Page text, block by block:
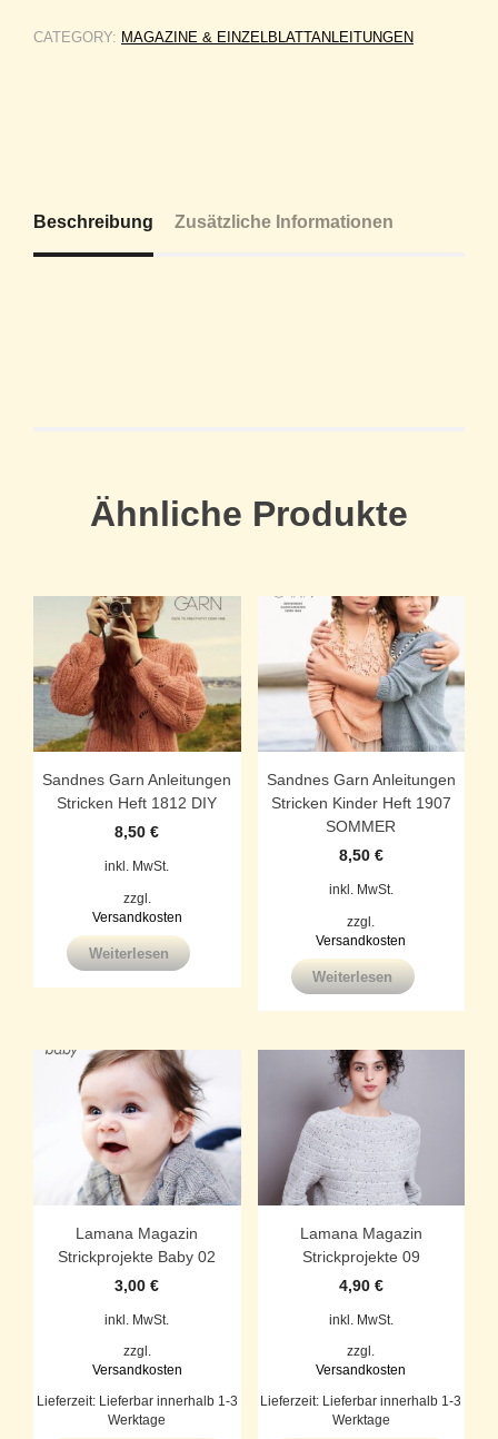
CATEGORY: MAGAZINE & EINZELBLATTANLEITUNGEN
Beschreibung Zusätzliche Informationen
Ähnliche Produkte
Sandnes Garn Anleitungen
Stricken Heft 1812 DIY
8,50€
inkl. MwSt.
zzgl.
Versandkosten
Weiterlesen
Sandnes Garn Anleitungen
Stricken Kinder Heft 1907
SOMMER
8,50 €
inkl. MwSt.
zzgl.
Versandkosten
Weiterlesen
Lamana Magazin
Strickprojekte Baby 02
3,00€
inkl. MwSt.
zzgl.
Versandkosten
Lieferzeit:
Lieferbar innerhalb 1-3
Werktage
Lamana Magazin
Strickprojekte 09
4,90 €
inkl. MwSt.
zzgl.
Versandkosten
Lieferzeit:
Lieferbar innerhalb 1-3
Werktage